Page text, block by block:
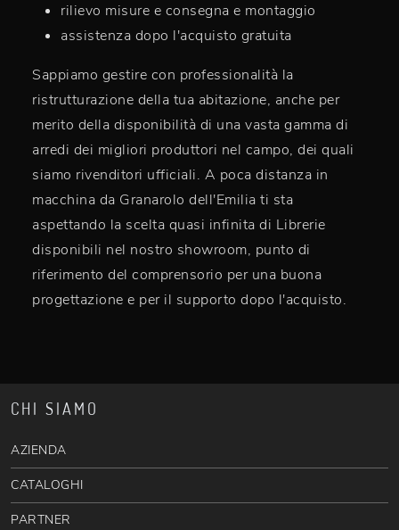
rilievo misure e consegna e montaggio
assistenza dopo l'acquisto gratuita
Sappiamo gestire con professionalità la
ristrutturazione della tua abitazione, anche per
merito della disponibilità di una vasta gamma di
arredi dei migliori produttori nel campo, dei quali
siamo rivenditori ufficiali. A poca distanza in
macchina da Granarolo dell'Emilia ti sta
aspettando la scelta quasi infinita di Librerie
disponibili nel nostro showroom, punto di
riferimento del comprensorio per una buona
progettazione e per il supporto dopo l'acquisto.
CHI SIAMO
AZIENDA
CATALOGHI
PARTNER